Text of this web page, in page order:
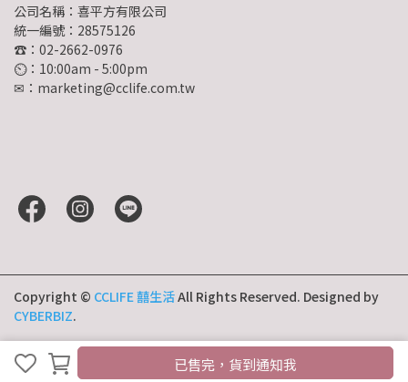
已售完，貨到通知我
公司名稱：喜平方有限公司
統一編號：28575126
☎：02-2662-0976
⏲︎：10:00am - 5:00pm
✉：marketing@cclife.com.tw
Copyright © CCLIFE 囍生活All Rights Reserved. Designed by
CYBERBIZ.